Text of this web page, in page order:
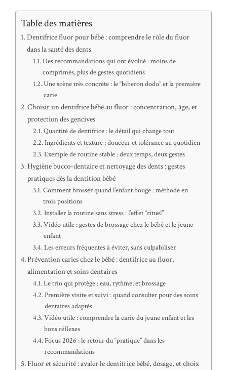
Table des matières
Dentifrice fluor pour bébé : comprendre le rôle du fluor
dans la santé des dents
Des recommandations qui ont évolué : moins de
comprimés, plus de gestes quotidiens
Une scène très concrète : le “biberon dodo” et la première
carie
Choisir un dentifrice bébé au fluor : concentration, âge, et
protection des gencives
Quantité de dentifrice : le détail qui change tout
Ingrédients et texture : douceur et tolérance au quotidien
Exemple de routine stable : deux temps, deux gestes
Hygiène bucco-dentaire et nettoyage des dents : gestes
pratiques dès la dentition bébé
Comment brosser quand l’enfant bouge : méthode en
trois positions
Installer la routine sans stress : l’effet “rituel”
Vidéo utile : gestes de brossage chez le bébé et le jeune
enfant
Les erreurs fréquentes à éviter, sans culpabiliser
Prévention caries chez le bébé : dentifrice au fluor,
alimentation et soins dentaires
Le trio qui protège : eau, rythme, et brossage
Première visite et suivi : quand consulter pour des soins
dentaires adaptés
Vidéo utile : comprendre la carie du jeune enfant et les
bons réflexes
Focus 2026 : le retour du “pratique” dans les
recommandations
Fluor et sécurité : avaler le dentifrice bébé, dosage, et choix